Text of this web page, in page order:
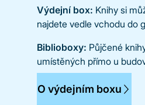
Výdejní box: Knihy si
najdete vedle vchodu do
Biblioboxy: Půjčené
umístěných přímo u
O výdejním boxu